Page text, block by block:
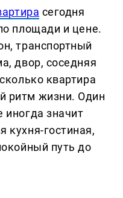
сегодня
площади и цене.
транспортный
двор, соседняя
квартира
ритм жизни. Один
значит
кухня-гостиная,
путь до